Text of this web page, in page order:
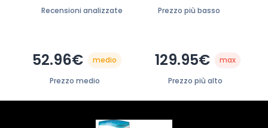
Recensioni analizzate Prezzo più basso
52.96€ medio
Prezzo medio
129.95€ max
Prezzo più alto